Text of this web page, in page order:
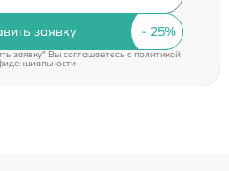
заявку
заявку" Вы соглашаетесь cполитикой